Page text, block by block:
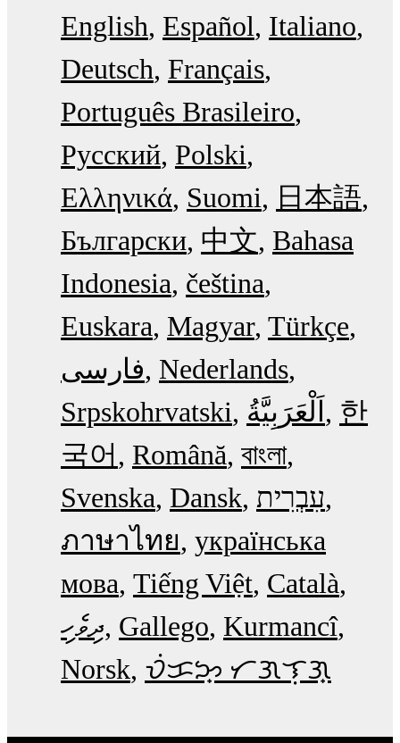
English Español Italiano
Deutsch Français
Português Brasileiro
Русский Polski
Ελληνικά Suomi
日本語
Български 中文 Bahasa
Indonesia čeština
Euskara Magyar Türkçe
فارسی Nederlands
Srpskohrvatski
한
국어
Română বাংলা
Svenska Dansk עִבְרִית
ภาษาไทย українська
мова Tiếng Việt Català
ދިވެހި Gallego Kurmancî
Norsk ᜏᜒᜃᜅ᜔ ᜆᜄᜎᜓᜄ᜔